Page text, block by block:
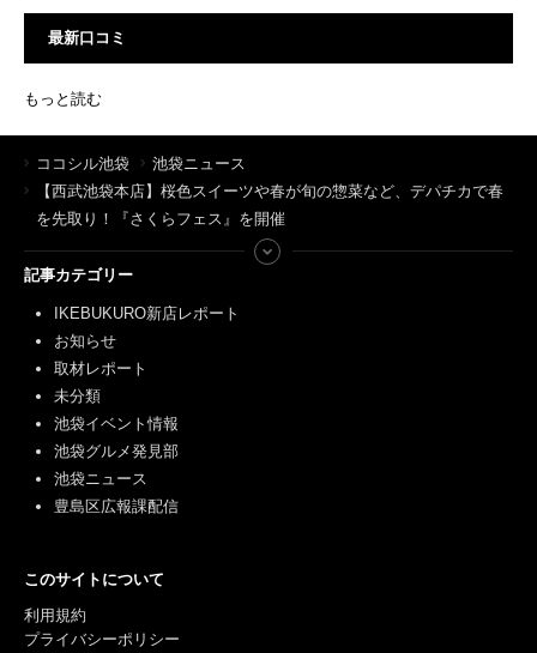
最新口コミ
もっと読む
ココシル池袋
池袋ニュース
【西武池袋本店】桜色スイーツや春が旬の惣菜など、デパチカで春
を先取り！『さくらフェス』を開催
記事カテゴリー
IKEBUKURO新店レポート
お知らせ
取材レポート
未分類
池袋イベント情報
池袋グルメ発見部
池袋ニュース
豊島区広報課配信
このサイトについて
利用規約
プライバシーポリシー